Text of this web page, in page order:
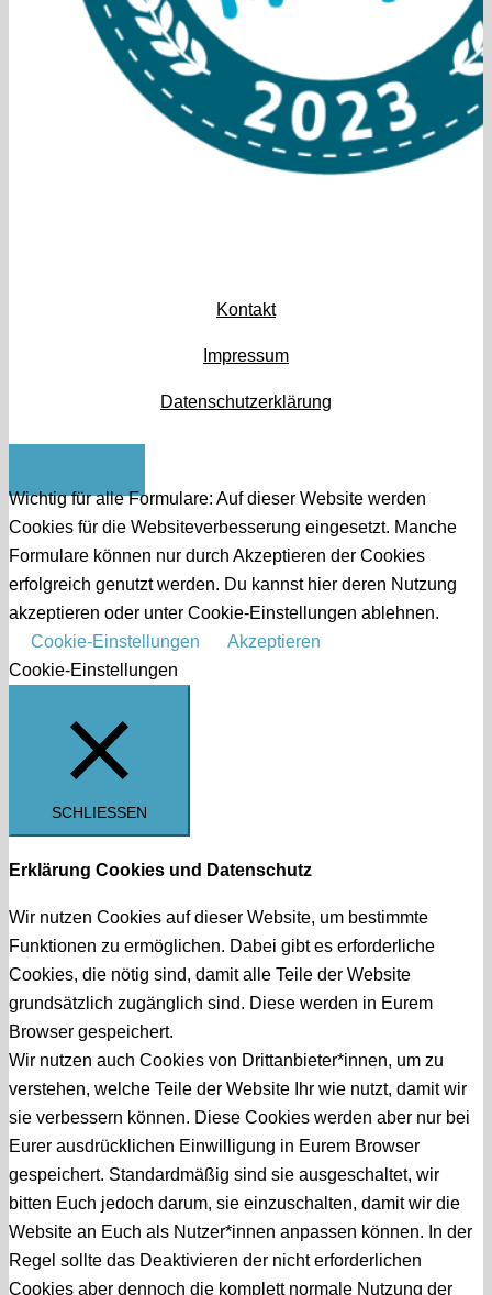
Kontakt
Impressum
Datenschutzerklärung
Wichtig für alle Formulare: Auf dieser Website werden
Cookies für die Websiteverbesserung eingesetzt. Manche
Formulare können nur durch Akzeptieren der Cookies
erfolgreich genutzt werden. Du kannst hier deren Nutzung
akzeptieren oder unter Cookie-Einstellungen ablehnen.
Cookie-Einstellungen
Akzeptieren
Cookie-Einstellungen
SCHLIESSEN
Erklärung Cookies und Datenschutz
Wir nutzen Cookies auf dieser Website, um bestimmte
Funktionen zu ermöglichen. Dabei gibt es erforderliche
Cookies, die nötig sind, damit alle Teile der Website
grundsätzlich zugänglich sind. Diese werden in Eurem
Browser gespeichert.
Wir nutzen auch Cookies von Drittanbieter*innen, um zu
verstehen, welche Teile der Website Ihr wie nutzt, damit wir
sie verbessern können. Diese Cookies werden aber nur bei
Eurer ausdrücklichen Einwilligung in Eurem Browser
gespeichert. Standardmäßig sind sie ausgeschaltet, wir
bitten Euch jedoch darum, sie einzuschalten, damit wir die
Website an Euch als Nutzer*innen anpassen können. In der
Regel sollte das Deaktivieren der nicht erforderlichen
Cookies aber dennoch die komplett normale Nutzung der